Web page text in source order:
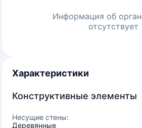
Информация об
отсутствует
Характеристики
Конструктивные элементы
Несущие стены:
Деревянные